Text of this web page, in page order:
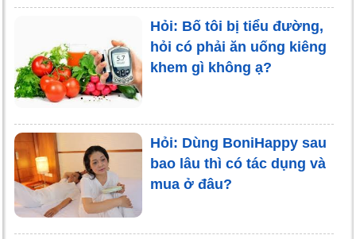
Hỏi: Bố tôi bị tiểu đường,
hỏi có phải ăn uống kiêng
khem gì không ạ?
Hỏi: Dùng BoniHappy sau
bao lâu thì có tác dụng và
mua ở đâu?